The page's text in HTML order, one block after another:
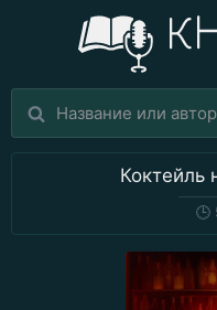
Коктейль
🕒